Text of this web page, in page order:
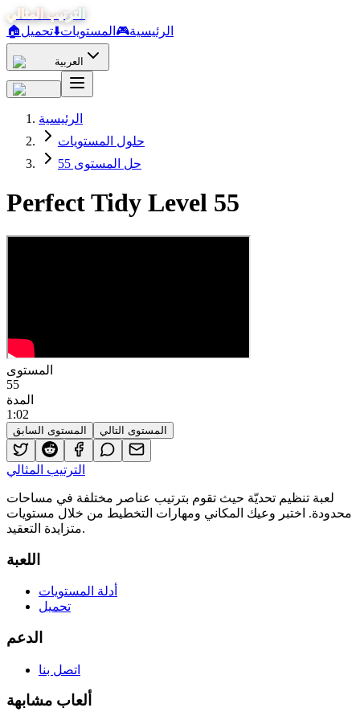
الترتيب المثالي
🏠
الرئيسية🎮 المستويات⬇️تحميل
العربية
الرئيسية
حلول المستويات
حل المستوى 55
Perfect Tidy Level 55
المستوى
55
المدة
1 :02
المستوى السابق المستوى التالي
الترتيب المثالي
لعبة تنظيم تحديّة حيث تقوم بترتيب عناصر مختلفة في مساحات
محدودة. اختبر وعيك المكاني ومهارات التخطيط من خلال مستويات
متزايدة التعقيد.
اللعبة
أدلة المستويات
تحميل
الدعم
اتصل بنا
ألعاب مشابهة